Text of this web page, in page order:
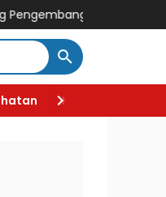
Pembibitan
Kecantikan